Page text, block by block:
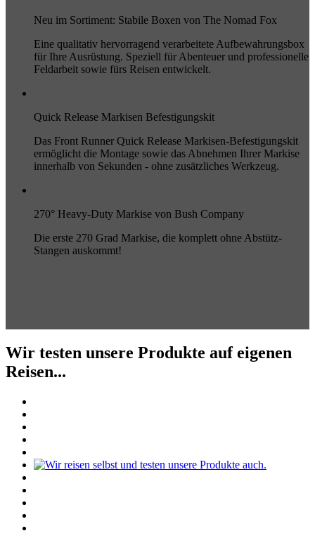
Neu im Sortiment: Stabile Boxen von The Nomad Fox
Eine qualitativ hervorragend verarbeitete Aufbewahrungsbox
für Ihre Ausrüstung. Speziell für Abenteuer und professionelle
Feldarbeit sowie fürs Reisen entwickelt.
Quick Release Markisen Befestigungskit
Das Front Runner Quick Release Markisen-Befestigungskit
ermöglicht die Montage sowie das Abnehmen Ihrer Markise
innerhalb von Sekunden - ohne zusätzliches Werkzeug.
270° Heavy-Duty Markise von Bush Company
Die erste 270 Grad Markise, die komplett ohne Abstütz-
Stangen auskommt!
Wir testen unsere Produkte auf eigenen
Reisen...